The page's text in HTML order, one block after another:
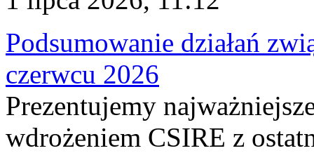
Podsumowanie działań
czerwcu 2026
Prezentujemy
wdrożeniem CSIRE z